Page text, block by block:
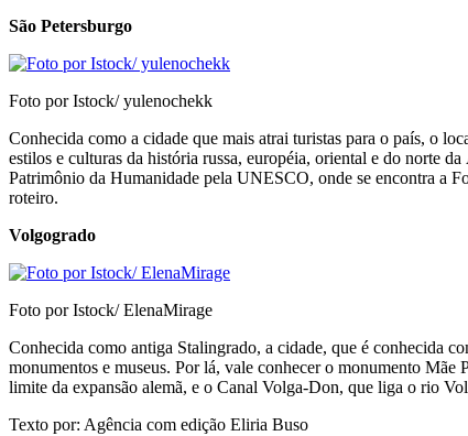
São Petersburgo
Foto por Istock/ yulenochekk
Conhecida como a cidade que mais atrai turistas para o país, o
estilos e culturas da história russa, européia, oriental e do norte
Patrimônio da Humanidade pela UNESCO, onde se encontra a
roteiro.
Volgogrado
Foto por Istock/ ElenaMirage
Conhecida como antiga Stalingrado, a cidade, que é conhecida
monumentos e museus. Por lá, vale conhecer o monumento
limite da expansão alemã, e o Canal Volga-Don, que liga o rio
Texto por: Agência com edição Eliria Buso